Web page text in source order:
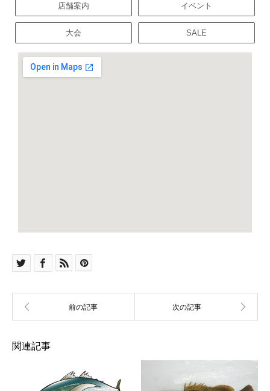
店舗案内 イベント
大会 SALE
関連記事